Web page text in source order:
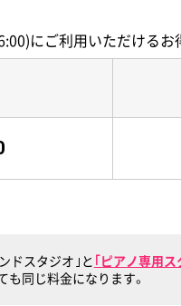
にご利用いただけるお
ドスタジオ｣と ｢ピアノ専用
同じ料金になります。